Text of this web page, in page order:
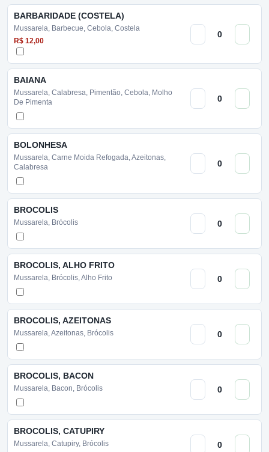
BARBARIDADE (COSTELA)
Mussarela, Barbecue, Cebola, Costela
R$ 12,00
BAIANA
Mussarela, Calabresa, Pimentão, Cebola, Molho
De Pimenta
BOLONHESA
Mussarela, Carne Moida Refogada, Azeitonas,
Calabresa
BROCOLIS
Mussarela, Brócolis
BROCOLIS, ALHO FRITO
Mussarela, Brócolis, Alho Frito
BROCOLIS, AZEITONAS
Mussarela, Azeitonas, Brócolis
BROCOLIS, BACON
Mussarela, Bacon, Brócolis
BROCOLIS, CATUPIRY
Mussarela, Catupiry, Brócolis